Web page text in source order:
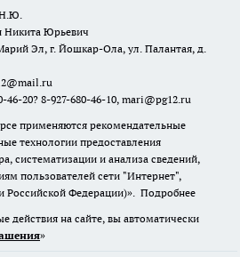
Никита Юрьевич
Эл, г. Йошкар-Ола, ул. Палантая, д.
20? 8-927-680-46-10, mari@pg12.ru
применяются рекомендательные
технологии предоставления
систематизации и анализа сведений,
пользователей сети "Интернет",
Российской Федерации)». Подробнее
действия на сайте, вы автоматически
»